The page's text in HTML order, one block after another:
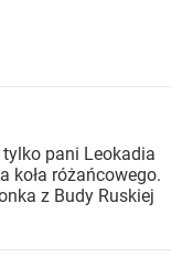
pani Leokadia
koła różańcowego.
z Budy Ruskiej